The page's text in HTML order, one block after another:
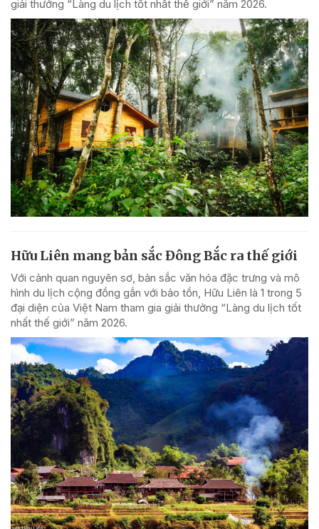
giải thưởng “Làng du lịch tốt nhất thế giới” năm 2026.
Hữu Liên mang bản sắc Đông Bắc ra thế giới
Với cảnh quan nguyên sơ, bản sắc văn hóa đặc trưng và mô
hình du lịch cộng đồng gắn với bảo tồn, Hữu Liên là 1 trong 5
đại diện của Việt Nam tham gia giải thưởng “Làng du lịch tốt
nhất thế giới” năm 2026.